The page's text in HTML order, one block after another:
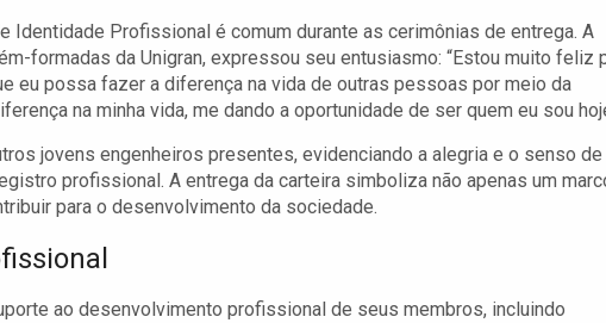
Identidade Profissional é comum durante as cerimônias de entrega. A
formadas da Unigran, expressou seu entusiasmo: “Estou muito feliz
eu possa fazer a diferença na vida de outras pessoas por meio da
na minha vida, me dando a oportunidade de ser quem eu sou
jovens engenheiros presentes, evidenciando a alegria e o senso de
profissional. A entrega da carteira simboliza não apenas um
para o desenvolvimento da sociedade.
ao desenvolvimento profissional de seus membros, incluindo